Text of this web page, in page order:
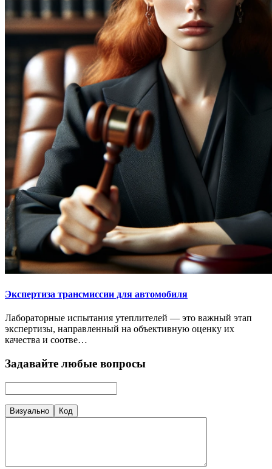
Экспертиза трансмиссии для автомобиля
Лабораторные испытания утеплителей — это важный этап
экспертизы, направленный на объективную оценку их
качества и соотве…
Задавайте любые вопросы
Визуально Код